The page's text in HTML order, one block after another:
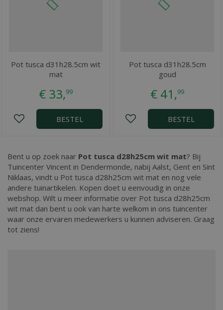
Pot tusca d31h28.5cm wit
mat
€ 33,99
BESTEL
Pot tusca d31h28.5cm
goud
€ 41,99
BESTEL
Bent u op zoek naar Pot tusca d28h25cm wit mat? Bij
Tuincenter Vincent in Dendermonde, nabij Aalst, Gent en Sint
Niklaas, vindt u Pot tusca d28h25cm wit mat en nog vele
andere tuinartikelen. Kopen doet u eenvoudig in onze
webshop. Wilt u meer informatie over Pot tusca d28h25cm
wit mat dan bent u ook van harte welkom in ons tuincenter
waar onze ervaren medewerkers u kunnen adviseren. Graag
tot ziens!